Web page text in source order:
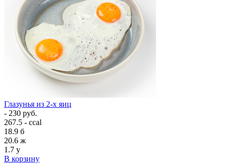
Глазунья из 2-х яиц
- 230 руб.
267.5 - ccal
18.9 б
20.6 ж
1.7 у
В корзину